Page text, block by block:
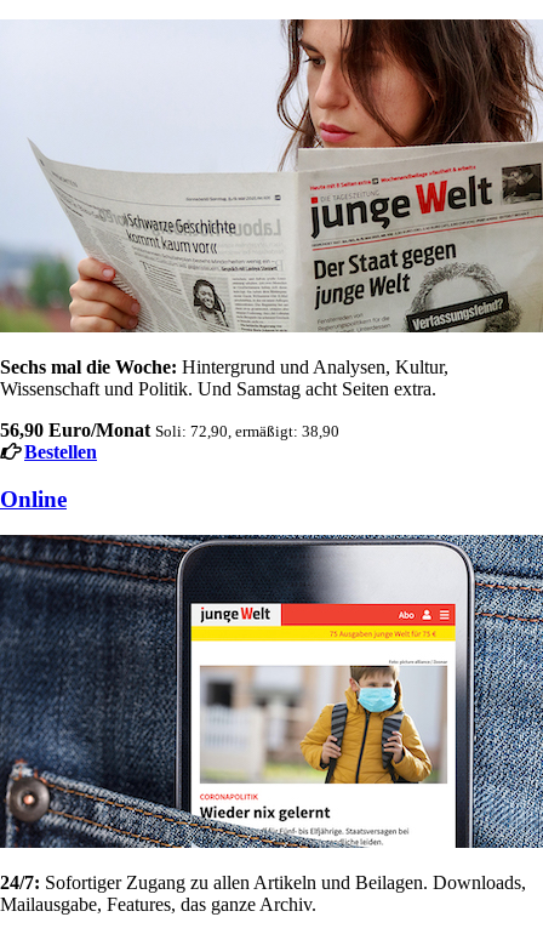
Sechs mal die Woche: Hintergrund und Analysen, Kultur,
Wissenschaft und Politik. Und Samstag acht Seiten extra.
56,90 Euro/Monat Soli: 72,90, ermäßigt: 38,90
Bestellen
Online
24/7: Sofortiger Zugang zu allen Artikeln und Beilagen. Downloads,
Mailausgabe, Features, das ganze Archiv.